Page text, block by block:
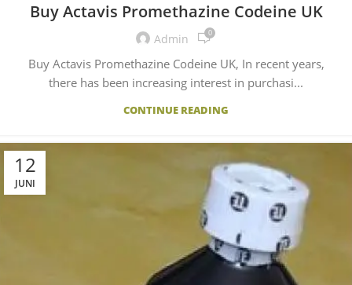
Buy Actavis Promethazine Codeine UK
Admin 0
Buy Actavis Promethazine Codeine UK, In recent years,
there has been increasing interest in purchasi...
CONTINUE READING
12
JUNI